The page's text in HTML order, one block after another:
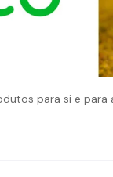
higiênicos
para si e